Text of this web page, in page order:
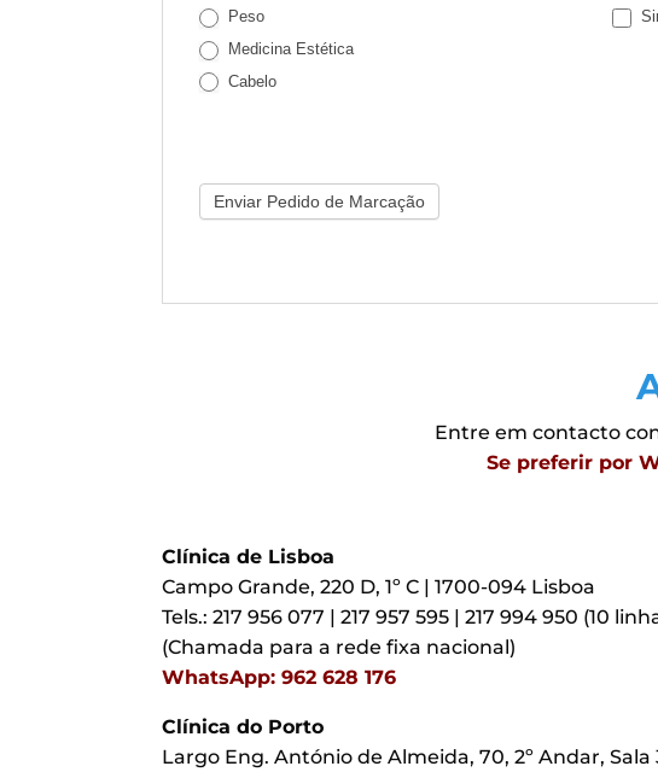
Peso
Medicina Estética
Cabelo
Enviar Pedido de Marcação
Entre em contacto
Se preferir por
Clínica de Lisboa
Campo Grande, 220 D, 1º C | 1700-094 Lisboa
Tels.: 217 956 077 | 217 957 595 | 217 994 950 (10
(Chamada para a rede fixa nacional)
WhatsApp: 962 628 176
Clínica do Porto
Largo Eng. António de Almeida, 70, 2º Andar, Sala